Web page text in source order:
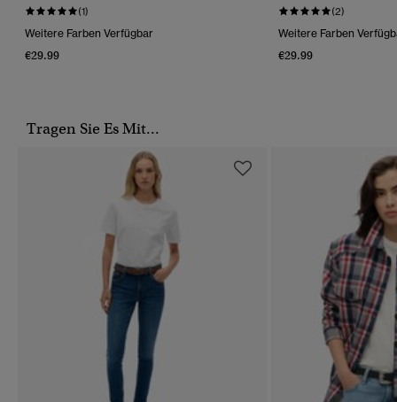
(1)
Weitere Farben Verfügbar
€29.99
(2)
Weitere Farben
€29.99
Tragen Sie Es Mit...